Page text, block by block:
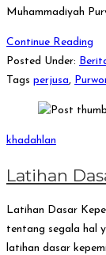
Muhammadiyah
Continue Reading
Posted Under:
Tags perjusa,
khadahlan
Latihan
Latihan Dasar
tentang segala hal
latihan dasar